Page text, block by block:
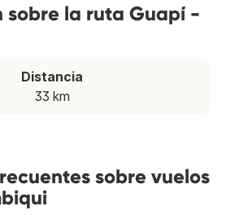
sobre la ruta Guapí -
Distancia
33 km
sobre vuelos